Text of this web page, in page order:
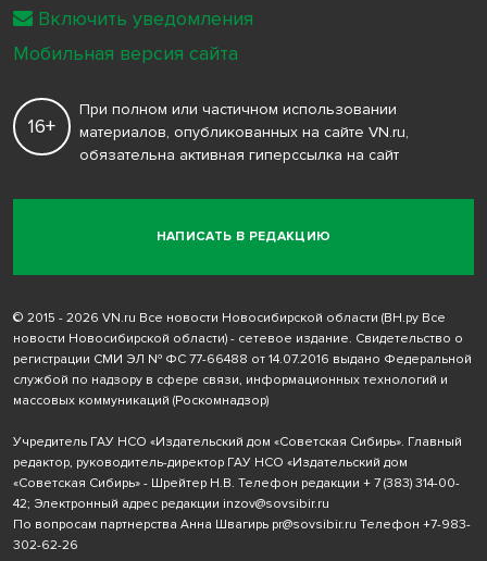
НАПИСАТЬ В РЕДАКЦИЮ
16+
При полном или частичном использовании
материалов, опубликованных на сайте VN.ru,
обязательна активная гиперссылка на сайт
© 2015 - 2026 VN.ru Все новости Новосибирской области (ВН.ру Все
новости Новосибирской области) - сетевое издание. Свидетельство о
регистрации СМИ ЭЛ № ФС 77-66488 от 14.07.2016 выдано Федеральной
службой по надзору в сфере связи, информационных технологий и
массовых коммуникаций (Роскомнадзор)
Учредитель ГАУ НСО «Издательский дом «Советская Сибирь». Главный
редактор, руководитель-директор ГАУ НСО «Издательский дом
«Советская Сибирь» - Шрейтер Н.В. Телефон редакции + 7 (383) 314-00-
42; Электронный адрес редакции inzov@sovsibir.ru
По вопросам партнерства Анна Швагирь pr@sovsibir.ru Телефон +7-983-
302-62-26
Включить уведомления
Мобильная версия сайта